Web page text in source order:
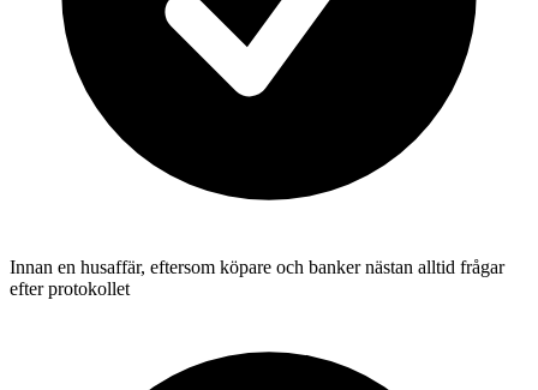
Innan en husaffär, eftersom köpare och banker nästan alltid frågar
efter protokollet